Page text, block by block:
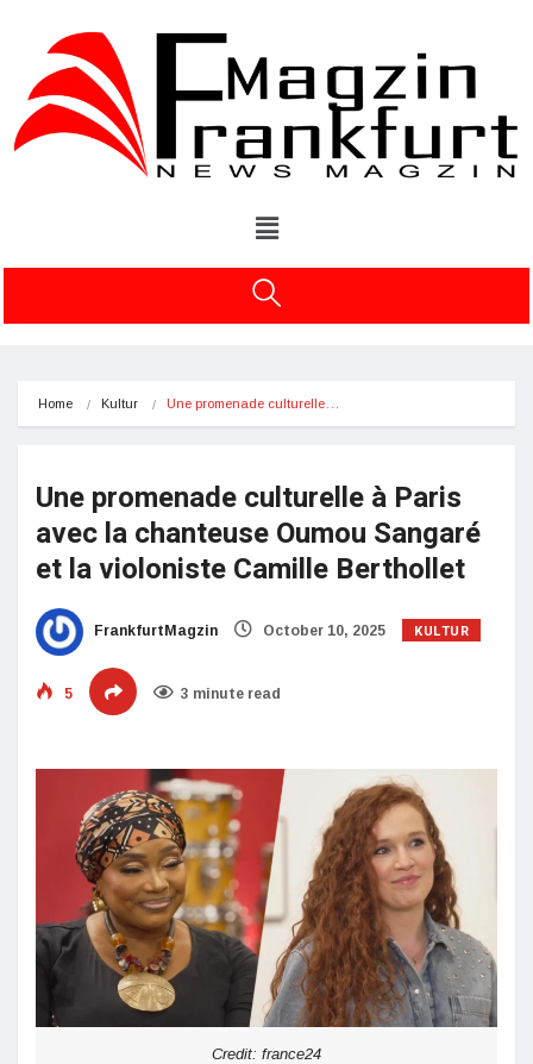
Home Kultur Une promenade culturelle…
Une promenade culturelle à Paris
avec la chanteuse Oumou Sangaré
et la violoniste Camille Berthollet
FrankfurtMagzin October 10, 2025 KULTUR
5 3 minute read
Credit: france24